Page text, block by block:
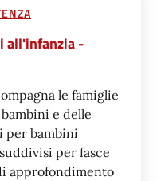
all'infanzia -
le famiglie
e delle
per bambini
per fasce
approfondimento